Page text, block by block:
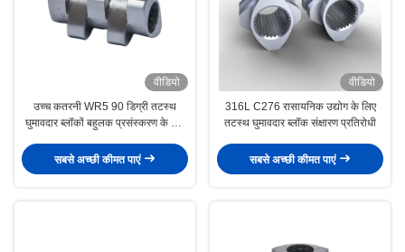
वीडियो
उच्च कतरनी WR5 90 डिग्री तटस्थ
घुमावदार ब्लॉकों बहुलक प्रसंस्करण के लिए
सबसे अच्छी कीमत पाएं
वीडियो
316L C276 रासायनिक उद्योग के लिए
तटस्थ घुमावदार ब्लॉक संक्षारण प्रतिरोधी
सबसे अच्छी कीमत पाएं